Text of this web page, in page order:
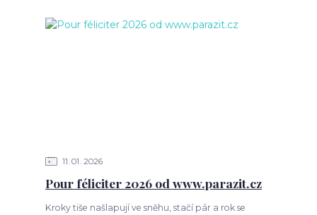
11 01 2026
Pour féliciter 2026 od www.parazit.cz
Kroky tiše našlapují ve sněhu, stačí pár a rok se